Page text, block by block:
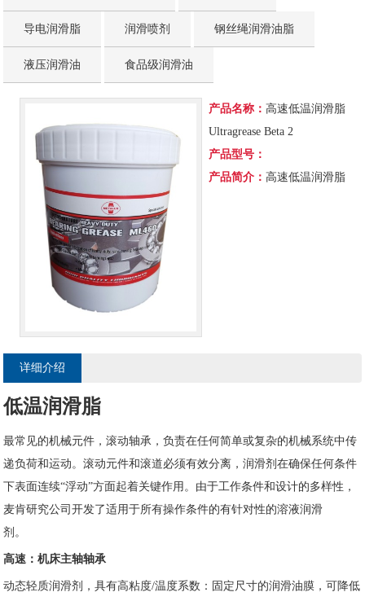
导电润滑脂 润滑喷剂 钢丝绳润滑油脂
液压润滑油 食品级润滑油
产品名称：高速低温润滑脂
Ultragrease Beta 2
产品型号：
产品简介：高速低温润滑脂
详细介绍
低温润滑脂
最常见的机械元件，滚动轴承，负责在任何简单或复杂的机械系统中传
递负荷和运动。滚动元件和滚道必须有效分离，润滑剂在确保任何条件
下表面连续“浮动”方面起着关键作用。由于工作条件和设计的多样性，
麦肯研究公司开发了适用于所有操作条件的有针对性的溶液润滑
剂。
高速：机床主轴轴承
动态轻质润滑剂，具有高粘度/温度系数：固定尺寸的润滑油膜，可降低